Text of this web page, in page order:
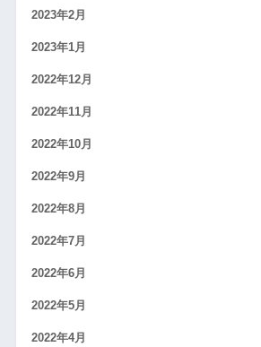
2023年2月
2023年1月
2022年12月
2022年11月
2022年10月
2022年9月
2022年8月
2022年7月
2022年6月
2022年5月
2022年4月